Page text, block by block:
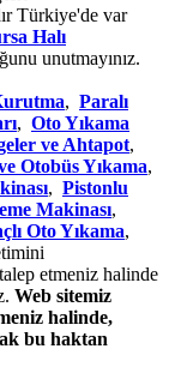
Türkiye'de var
Halı
unutmayınız.
, Paralı
, Oto Yıkama
ve Ahtapot,
Otobüs Yıkama,
, Pistonlu
Makinası,
Oto Yıkama,
etmeniz halinde
Web sitemiz
halinde,
bu haktan